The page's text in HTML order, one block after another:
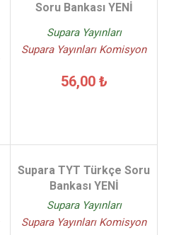
Soru Bankası YENİ
Supara Yayınları
Supara Yayınları Komisyon
56,00 ₺
Supara TYT Türkçe Soru
Bankası YENİ
Supara Yayınları
Supara Yayınları Komisyon